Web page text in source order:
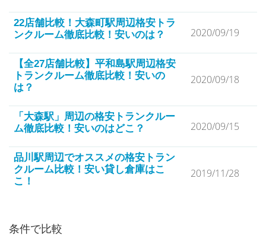
22店舗比較！大森町駅周辺格安トラ
ンクルーム徹底比較！安いのは？
2020/09/19
【全27店舗比較】平和島駅周辺格安
トランクルーム徹底比較！安いの
は？
2020/09/18
「大森駅」周辺の格安トランクルー
ム徹底比較！安いのはどこ？
2020/09/15
品川駅周辺でオススメの格安トラン
クルーム比較！安い貸し倉庫はこ
こ！
2019/11/28
条件で比較